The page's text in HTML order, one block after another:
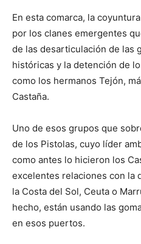
En esta comarca, la
por los clanes emergentes
de las desarticulación de las
históricas y la detención de
como los hermanos Tejón,
Castaña.
Uno de esos grupos que
de los Pistolas, cuyo líder
como antes lo hicieron los
excelentes relaciones con la
la Costa del Sol, Ceuta o
hecho, están usando las
en esos puertos.